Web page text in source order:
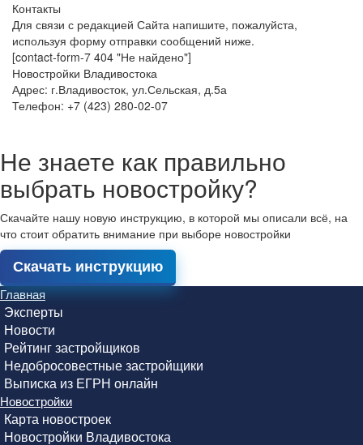
Контакты
Для связи с редакцией Сайта напишите, пожалуйста,
используя форму отправки сообщений ниже.
[contact-form-7 404 "Не найдено"]
Новостройки Владивостока
Адрес: г.Владивосток, ул.Сельская, д.5а
Телефон: +7 (423) 280-02-07
Не знаете как правильно
выбрать новостройку?
Скачайте нашу новую инструкцию, в которой мы описали всё, на
что стоит обратить внимание при выборе новостройки
Скачать инструкцию
Главная
Эксперты
Новости
Рейтинг застройщиков
Недобросовестные застройщики
Выписка из ЕГРН онлайн
Новостройки
Карта новостроек
Новостройки Владивостока